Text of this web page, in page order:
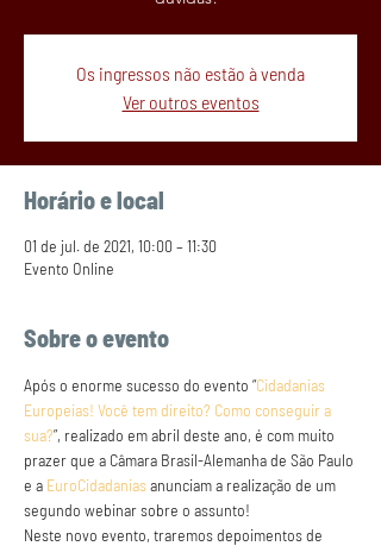
Os ingressos não estão à venda
Ver outros eventos
Horário e local
01 de jul. de 2021, 10:00 – 11:30
Evento Online
Sobre o evento
Após o enorme sucesso do evento “Cidadanias
Europeias! Você tem direito? Como conseguir a
sua?”, realizado em abril deste ano, é com muito
prazer que a Câmara Brasil-Alemanha de São Paulo
e a EuroCidadanias anunciam a realização de um
segundo webinar sobre o assunto!
Neste novo evento, traremos depoimentos de